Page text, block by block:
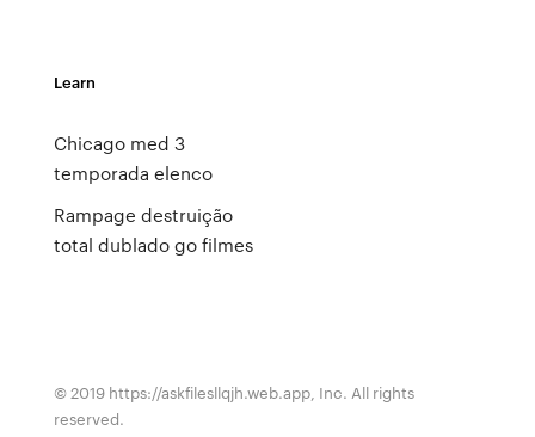
Learn
Chicago med 3
temporada elenco
Rampage destruição
total dublado go filmes
© 2019 https://askfilesllqjh.web.app, Inc. All rights
reserved.